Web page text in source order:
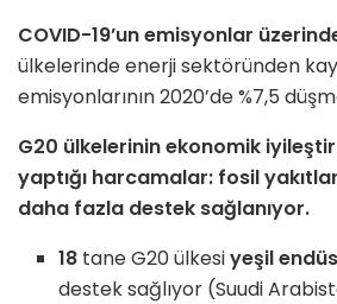
COVID-19’un emisyonlar
ülkelerinde enerji sektöründen
emisyonlarının 2020’de %7,5
G20 ülkelerinin ekonomik
yaptığı harcamalar: fosil
daha fazla destek sağlanıyor.
18 tane G20 ülkesiyeşil
destek sağlıyor (Suudi